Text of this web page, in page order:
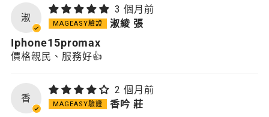
淑
3 個月前
淑綾 張
Iphone15promax
價格親民、服務好👍
香
2 個月前
香吟 莊